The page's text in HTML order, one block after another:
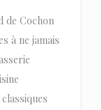
de Cochon
à ne jamais